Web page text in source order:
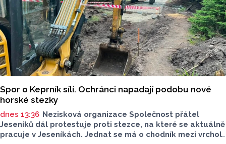
Spor o Keprník sílí. Ochránci napadají podobu nové
horské stezky
dnes 13:36 Nezisková organizace Společnost přátel
Jeseníků dál protestuje proti stezce, na které se aktuálně
pracuje v Jeseníkách. Jednat se má o chodník mezi vrcholy